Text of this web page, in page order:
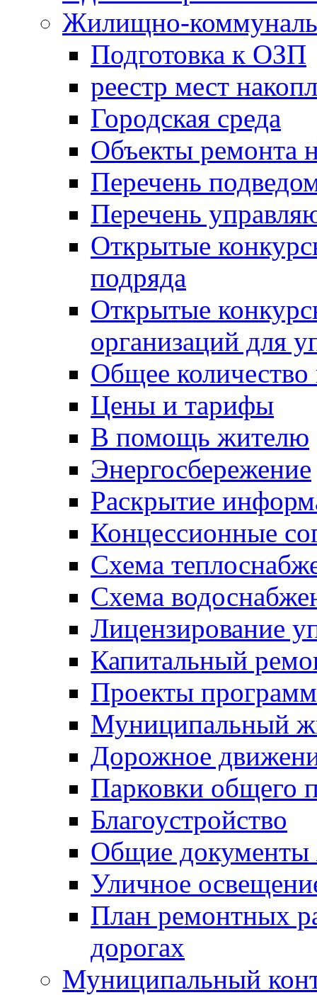
Жилищно-
Подготовка к ОЗП
реестр мест
Городская среда
Объекты ремонта
Перечень
Перечень
Открытые
подряда
Открытые
организаций для
Общее
Цены и тарифы
В помощь жителю
Энергосбережение
Раскрытие
Концессионные
Схема
Схема
Лицензирование
Капитальный
Проекты программ
Муниципальный
Дорожное
Парковки общего
Благоустройство
Общие
Уличное
План ремонтных
дорогах
Муниципальный